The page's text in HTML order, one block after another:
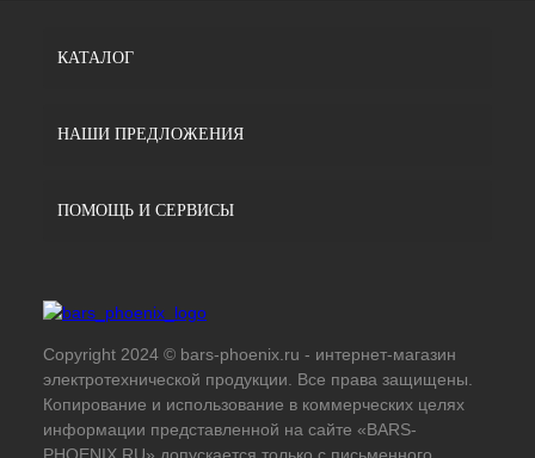
КАТАЛОГ
НАШИ ПРЕДЛОЖЕНИЯ
ПОМОЩЬ И СЕРВИСЫ
Copyright 2024 © bars-phoenix.ru - интернет-магазин
электротехнической продукции. Все права защищены.
Копирование и использование в коммерческих целях
информации представленной на сайте «BARS-
PHOENIX.RU» допускается только с письменного